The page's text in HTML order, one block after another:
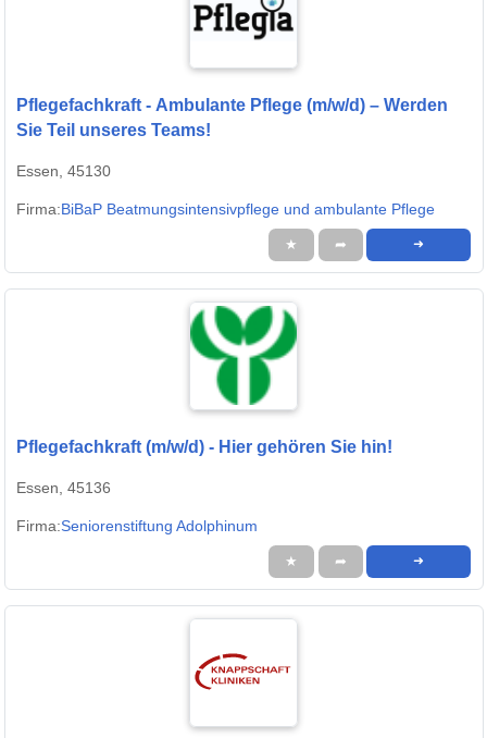
Pflegefachkraft - Ambulante Pflege (m/w/d) – Werden
Sie Teil unseres Teams!
Essen, 45130
Firma:BiBaP Beatmungsintensivpflege und ambulante Pflege
★ ➦ ➜
Pflegefachkraft (m/w/d) - Hier gehören Sie hin!
Essen, 45136
Firma:Seniorenstiftung Adolphinum
★ ➦ ➜